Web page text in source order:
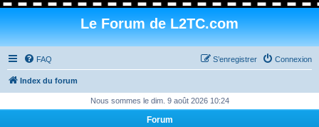
Le Forum de L2TC.com
FAQ Connexion
S’enregistrer
Index du forum
Nous sommes le dim. 9 août 2026 10:24
Forum